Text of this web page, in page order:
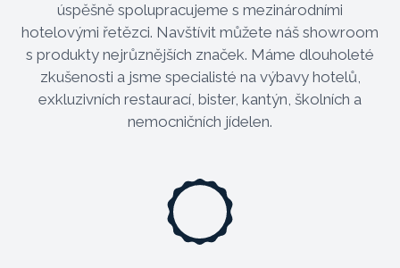
úspěšně spolupracujeme s mezinárodními
hotelovými řetězci. Navštívit můžete náš showroom
s produkty nejrůznějších značek. Máme dlouholeté
zkušenosti a jsme specialisté na výbavy hotelů,
exkluzivních restaurací, bister, kantýn, školních a
nemocničních jídelen.